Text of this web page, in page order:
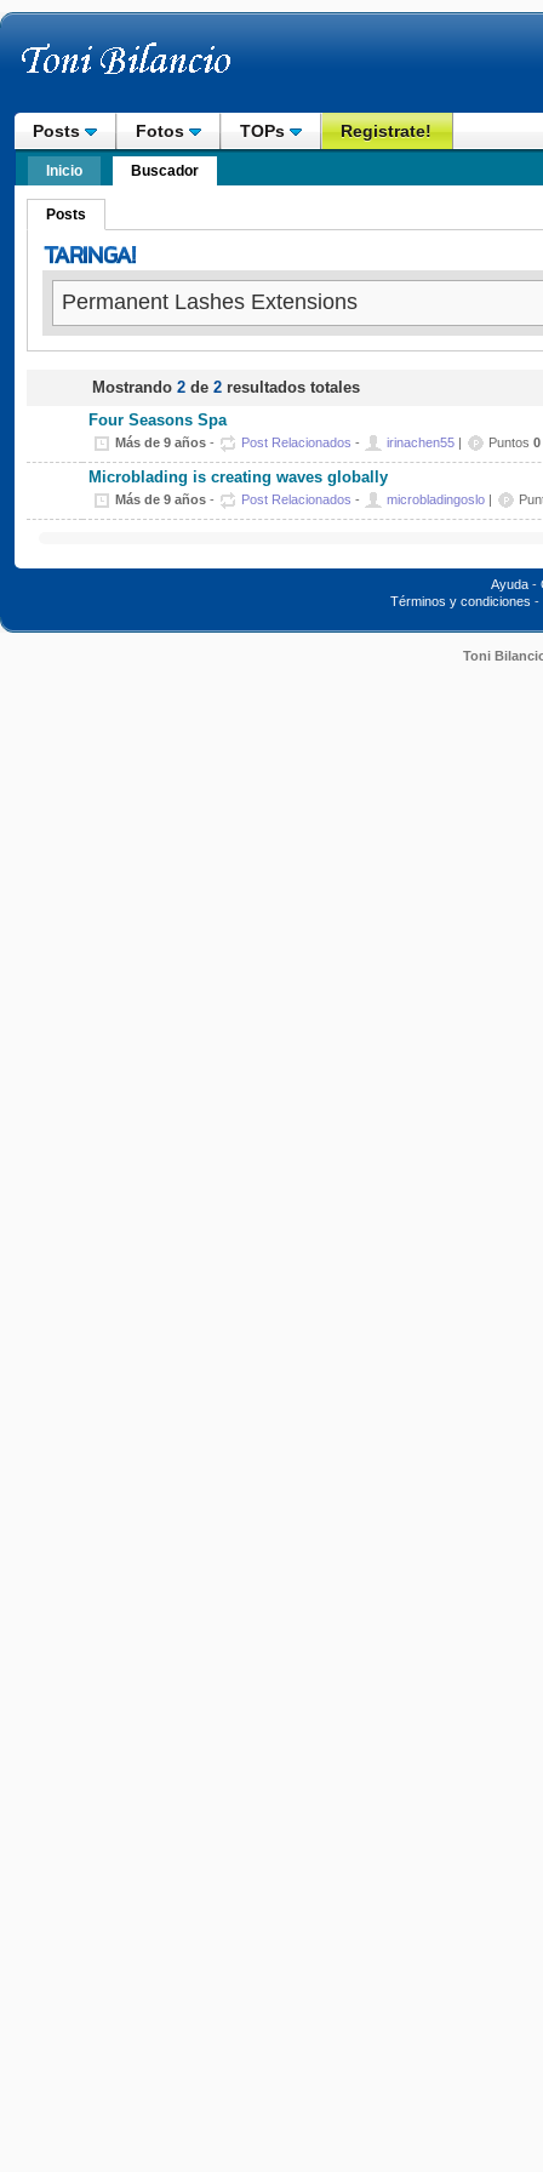
Posts Fotos TOPs Registrate!
Inicio Buscador
Posts
Mostrando 2 de 2 resultados totales
Four Seasons Spa
Más de 9 años - Post Relacionados - irinachen55 | Puntos 0
Microblading is creating waves globally
Más de 9 años - Post Relacionados - microbladingoslo |
Ayuda -
Términos y condiciones -
Toni